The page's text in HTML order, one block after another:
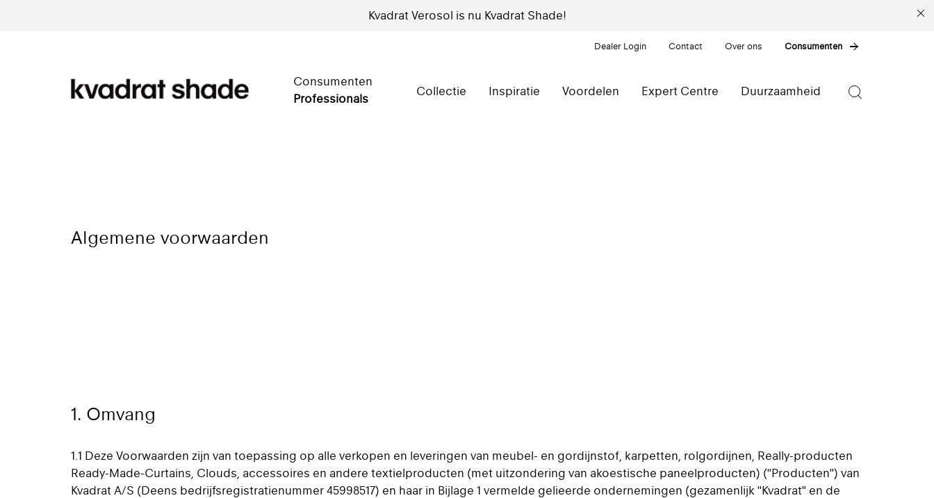
Kvadrat Verosol is nu Kvadrat Shade!
Dealer Login Contact Over ons Consumenten
Consumenten
Professionals
Collectie Inspiratie Voordelen Expert Centre Duurzaamheid
Algemene voorwaarden
1. Omvang
1.1 Deze Voorwaarden zijn van toepassing op alle verkopen en leveringen van meubel- en gordijnstof, karpetten, rolgordijnen, Really-producten
Ready-Made-Curtains, Clouds, accessoires en andere textielproducten (met uitzondering van akoestische paneelproducten) ("Producten") van
Kvadrat A/S (Deens bedrijfsregistratienummer 45998517) en haar in Bijlage 1 vermelde gelieerde ondernemingen (gezamenlijk "Kvadrat" en de